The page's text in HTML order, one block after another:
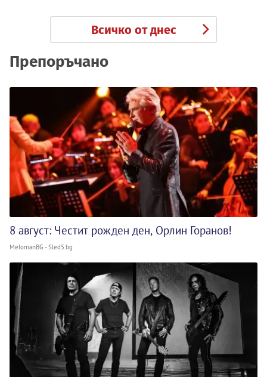
Всичко от днес
Препоръчано
8 август: Честит рожден ден, Орлин Горанов!
MelomanBG - Sled5.bg